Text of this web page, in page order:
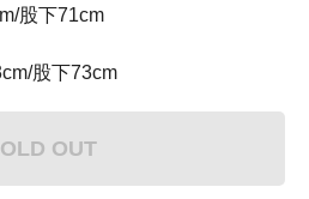
股下71cm
股下73cm
OUT